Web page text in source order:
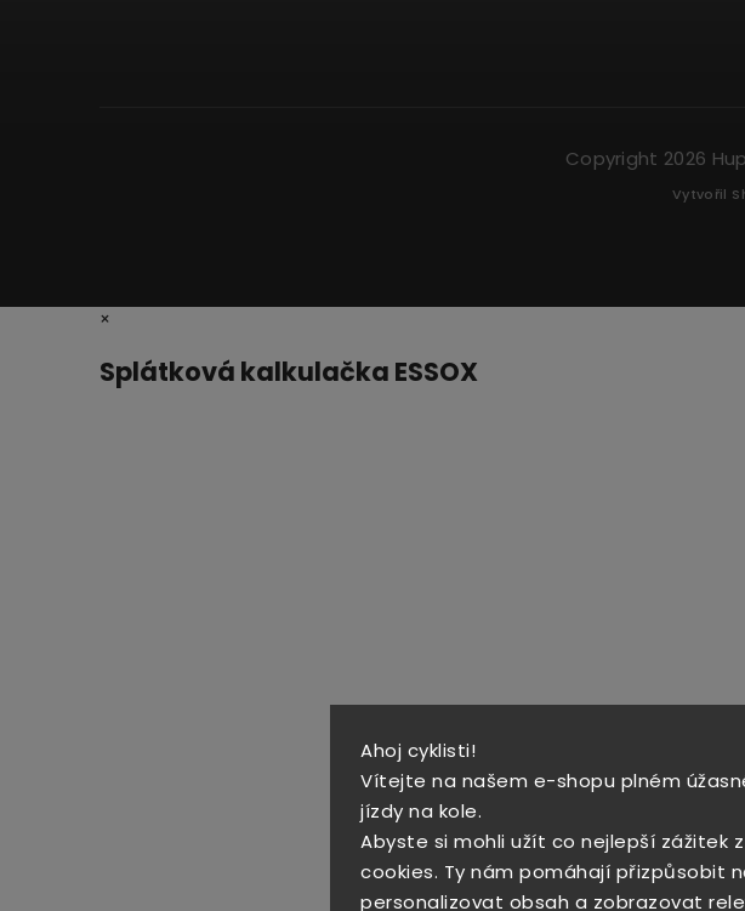
Ahoj cyklisti!
Vítejte na našem e-shopu plném
jízdy na kole.
Abyste si mohli užít co nejlepší zážitek
cookies. Ty nám pomáhají přizpůsobit
personalizovat obsah a zobrazovat
Copyright 2026
Vytvořil
×
Splátková kalkulačka ESSOX